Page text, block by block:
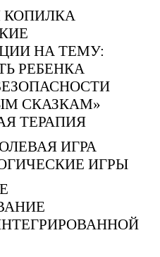
НА ТЕМУ:
РЕБЕНКА
СКАЗКАМ»
ТЕРАПИЯ
ИГРА
ИГРЫ